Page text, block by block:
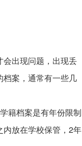
出现问题，出现丢
案，通常有一些几
籍档案是有年份限制
放在学校保管，2年